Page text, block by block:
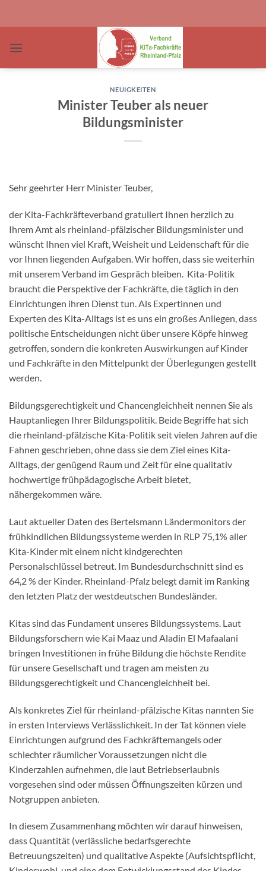
NEUIGKEITEN
Minister Teuber als neuer
Bildungsminister
Sehr geehrter Herr Minister Teuber,
der Kita-Fachkräfteverband gratuliert Ihnen herzlich zu
Ihrem Amt als rheinland-pfälzischer Bildungsminister und
wünscht Ihnen viel Kraft, Weisheit und Leidenschaft für die
vor Ihnen liegenden Aufgaben. Wir hoffen, dass sie weiterhin
mit unserem Verband im Gespräch bleiben. Kita-Politik
braucht die Perspektive der Fachkräfte, die täglich in den
Einrichtungen ihren Dienst tun. Als Expertinnen und
Experten des Kita-Alltags ist es uns ein großes Anliegen, dass
politische Entscheidungen nicht über unsere Köpfe hinweg
getroffen, sondern die konkreten Auswirkungen auf Kinder
und Fachkräfte in den Mittelpunkt der Überlegungen gestellt
werden.
Bildungsgerechtigkeit und Chancengleichheit nennen Sie als
Hauptanliegen Ihrer Bildungspolitik. Beide Begriffe hat sich
die rheinland-pfälzische Kita-Politik seit vielen Jahren auf die
Fahnen geschrieben, ohne dass sie dem Ziel eines Kita-
Alltags, der genügend Raum und Zeit für eine qualitativ
hochwertige frühpädagogische Arbeit bietet,
nähergekommen wäre.
Laut aktueller Daten des Bertelsmann Ländermonitors der
frühkindlichen Bildungssysteme werden in RLP 75,1% aller
Kita-Kinder mit einem nicht kindgerechten
Personalschlüssel betreut. Im Bundesdurchschnitt sind es
64,2 % der Kinder. Rheinland-Pfalz belegt damit im Ranking
den letzten Platz der westdeutschen Bundesländer.
Kitas sind das Fundament unseres Bildungssystems. Laut
Bildungsforschern wie Kai Maaz und Aladin El Mafaalani
bringen Investitionen in frühe Bildung die höchste Rendite
für unsere Gesellschaft und tragen am meisten zu
Bildungsgerechtigkeit und Chancengleichheit bei.
Als konkretes Ziel für rheinland-pfälzische Kitas nannten Sie
in ersten Interviews Verlässlichkeit. In der Tat können viele
Einrichtungen aufgrund des Fachkräftemangels oder
schlechter räumlicher Voraussetzungen nicht die
Kinderzahlen aufnehmen, die laut Betriebserlaubnis
vorgesehen sind oder müssen Öffnungszeiten kürzen und
Notgruppen anbieten.
In diesem Zusammenhang möchten wir darauf hinweisen,
dass Quantität (verlässliche bedarfsgerechte
Betreuungszeiten) und qualitative Aspekte (Aufsichtspflicht,